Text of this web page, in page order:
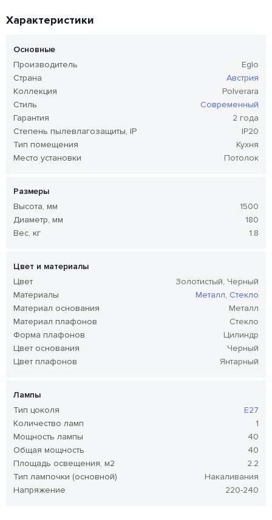
Характеристики
Основные
Производитель
Eglo
Страна
Австрия
Коллекция
Polverara
Стиль
Современный
Гарантия
2 года
Степень пылевлагозащиты, IP
IP20
Тип помещения
Кухня
Место установки
Потолок
Размеры
Высота, мм
1500
Диаметр, мм
180
Вес, кг
1.8
Цвет и материалы
Цвет
Золотистый, Черный
Материалы
Металл, Стекло
Материал основания
Металл
Материал плафонов
Стекло
Форма плафонов
Цилиндр
Цвет основания
Черный
Цвет плафонов
Янтарный
Лампы
Тип цоколя
E27
Количество ламп
1
Мощность лампы
40
Общая мощность
40
Площадь освещения, м2
2.2
Тип лампочки (основной)
Накаливания
Напряжение
220-240